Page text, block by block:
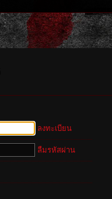
ลงทะเบียน
ลืมรหัสผ่าน